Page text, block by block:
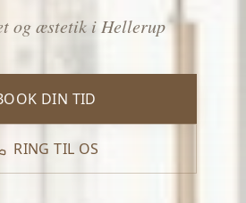
og æstetik i Hellerup
DIN TID
RING TIL OS